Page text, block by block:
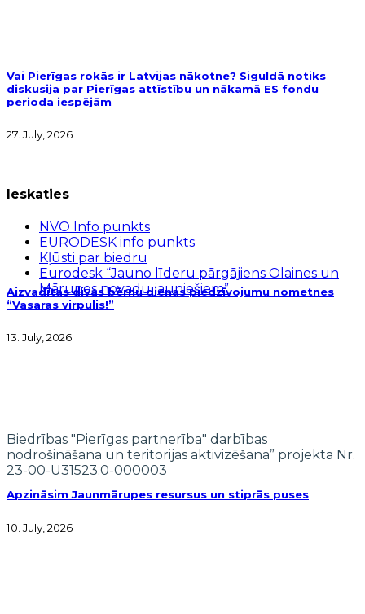
Vai Pierīgas rokās ir Latvijas nākotne? Siguldā notiks
diskusija par Pierīgas attīstību un nākamā ES fondu
perioda iespējām
27. July, 2026
Aizvadītas divas bērnu dienas piedzīvojumu nometnes
“Vasaras virpulis!”
13. July, 2026
Apzināsim Jaunmārupes resursus un stiprās puses
10. July, 2026
Ieskaties
NVO Info punkts
EURODESK info punkts
Kļūsti par biedru
Eurodesk “Jauno līderu pārgājiens Olaines un
Mārupes novadu jauniešiem”
Biedrības "Pierīgas partnerība" darbības
nodrošināšana un teritorijas aktivizēšana” projekta Nr.
23-00-U31523.0-000003